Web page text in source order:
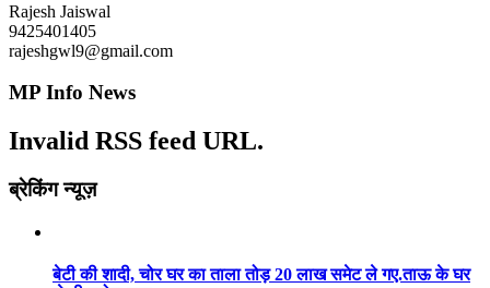
Rajesh Jaiswal
9425401405
rajeshgwl9@gmail.com
MP Info News
Invalid RSS feed URL.
ब्रेकिंग न्यूज़
बेटी की शादी, चोर घर का ताला तोड़ 20 लाख समेट ले गए.ताऊ के घर